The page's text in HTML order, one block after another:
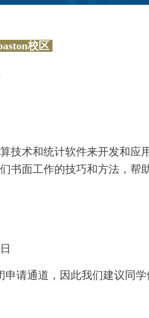
校区
技术和统计软件来开发和应
书面工作的技巧和方法，帮
请通道，因此我们建议同